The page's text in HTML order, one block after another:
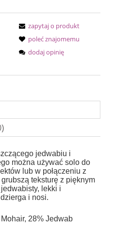
zapytaj o produkt
poleć znajomemu
dodaj opinię
jedwabiu i
można używać solo do
lub w połączeniu z
teksturę z pięknym
jedwabisty, lekki i
i nosi.
28% Jedwab